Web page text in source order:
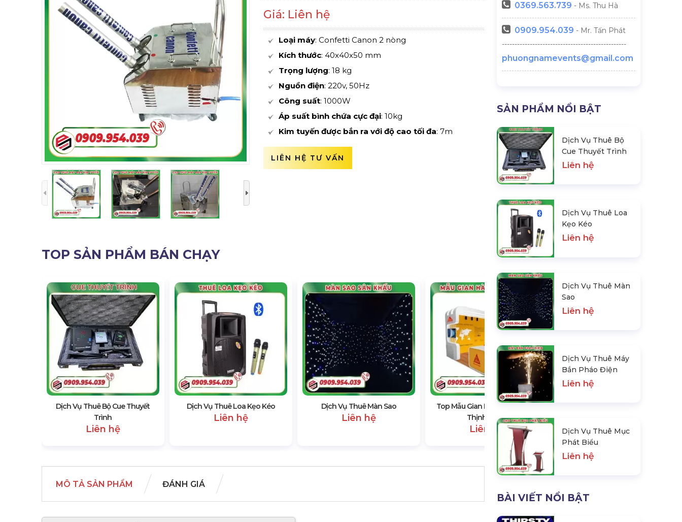
Giá: Liên hệ
Loại máy: Confetti Canon 2 nòng
Kích thước: 40x40x50 mm
Trọng lượng: 18 kg
Nguồn điện: 220v, 50Hz
Công suất: 1000W
Áp suất bình chứa cực đại: 10kg
Kim tuyến được bắn ra với độ cao tối đa: 7m
LIÊN HỆ TƯ VẤN
TOP SẢN PHẨM BÁN CHẠY
Dịch Vụ Thuê Bộ Cue Thuyết
Trình
Liên hệ
Dịch Vụ Thuê Loa Kẹo Kéo
Liên hệ
Dịch Vụ Thuê Màn Sao
Liên hệ
Top Mẫu Gian Hàng Triển Lãm
Thịnh Hành
Liên hệ
Dịch Vụ Thuê Gian Hàng Hội Chợ
MÔ TẢ SẢN PHẨM ĐÁNH GIÁ
0369.563.739 - Ms. Thu Hà
0909.954.039 - Mr. Tấn Phát
-------------------------------------------------
phuongnamevents@gmail.com
SẢN PHẨM NỔI BẬT
Dịch Vụ Thuê Bộ
Cue Thuyết Trình
Liên hệ
Dịch Vụ Thuê Loa
Kẹo Kéo
Liên hệ
Dịch Vụ Thuê Màn
Sao
Liên hệ
Dịch Vụ Thuê Máy
Bắn Pháo Điện
Liên hệ
Dịch Vụ Thuê Mục
Phát Biểu
Liên hệ
BÀI VIẾT NỔI BẬT